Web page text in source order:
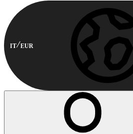
IT EUR